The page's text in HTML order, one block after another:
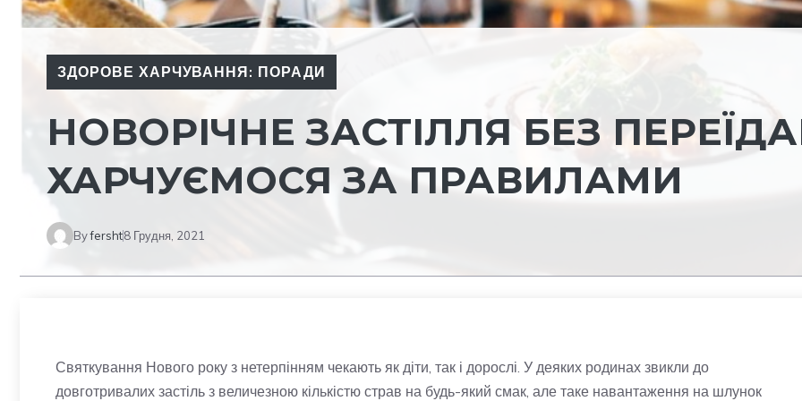
ЗДОРОВЕ ХАРЧУВАННЯ: ПОРАДИ
НОВОРІЧНЕ ЗАСТІЛЛЯ БЕЗ
ХАРЧУЄМОСЯ ЗА ПРАВИЛАМИ
Byfersht8 Грудня, 2021
Святкування Нового року з нетерпінням чекають як діти, так і дорослі. У деяких родинах звикли до
довготривалих застіль з величезною кількістю страв на будь-який смак, але таке навантаження на шлунок